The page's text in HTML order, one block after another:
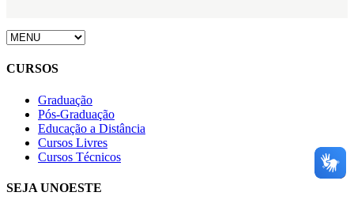
CURSOS
Graduação
Pós-Graduação
Educação a Distância
Cursos Livres
Cursos Técnicos
SEJA UNOESTE